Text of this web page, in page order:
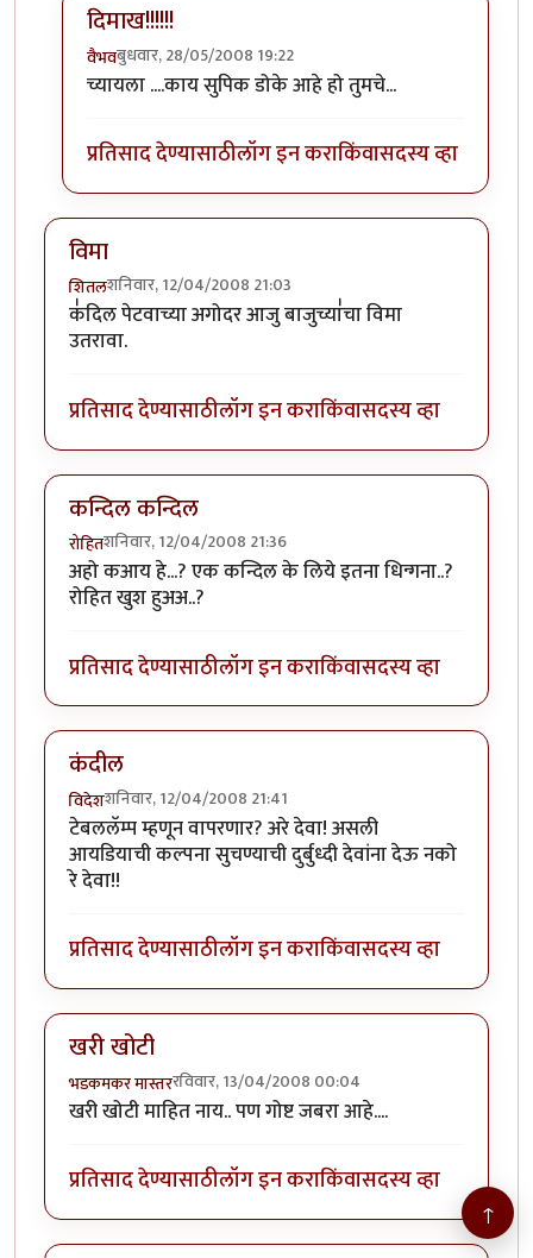
दिमाख!!!!!!
वैभवबुधवार, 28/05/2008 19:22
In reply toभानामति....byअभिज्ञ
च्यायला ....काय सुपिक डोके आहे हो तुमचे...
प्रतिसाद देण्यासाठीलॉग इन कराकिंवासदस्य व्हा
विमा
शितलशनिवार, 12/04/2008 21:03
क॑दिल पेटवाच्या अगोदर आजु बाजुच्या॑चा विमा
उतरावा.
प्रतिसाद देण्यासाठीलॉग इन कराकिंवासदस्य व्हा
कन्दिल कन्दिल
रोहितशनिवार, 12/04/2008 21:36
अहो कआय हे...? एक कन्दिल के लिये इतना धिन्गना..?
रोहित खुश हुअअ..?
प्रतिसाद देण्यासाठीलॉग इन कराकिंवासदस्य व्हा
कंदील
विदेशशनिवार, 12/04/2008 21:41
टेबललॅम्प म्हणून वापरणार? अरे देवा! असली
आयडियाची कल्पना सुचण्याची दुर्बुध्दी देवांना देऊ नको
रे देवा!!
प्रतिसाद देण्यासाठीलॉग इन कराकिंवासदस्य व्हा
खरी खोटी
भडकमकर मास्तररविवार, 13/04/2008 00:04
खरी खोटी माहित नाय.. पण गोष्ट जबरा आहे....
प्रतिसाद देण्यासाठीलॉग इन कराकिंवासदस्य व्हा
↑